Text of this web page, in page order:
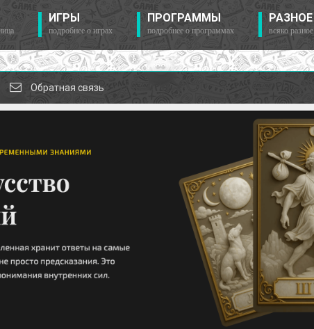
ИГРЫ
подробнее о играх
ПРОГРАММЫ
подробнее о программах
РАЗНОЕ
всяко разное
Обратная связь